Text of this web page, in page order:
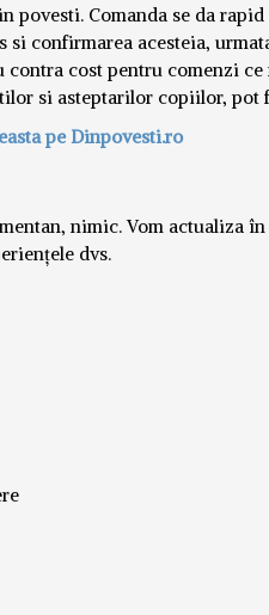
povesti. Comanda se da
confirmarea acesteia,
cost pentru comenzi ce
si asteptarilor copiilor, pot
pe Dinpovesti.ro
nimic. Vom actualiza
dvs.